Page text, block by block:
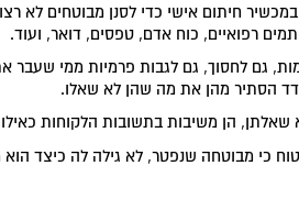
חיתום אישי כדי לסנן מבוטחים לא
רפואיים, כוח אדם, טפסים, דואר, ועוד.
גם לחסוך, גם לגבות פרמיות ממי שעבר את
הסתיר מהן את מה שהן לא שאלו.
הן משיבות בתשובות הלקוחות
כי מבוטחה שנפטר, לא גילה לה כיצד הוא